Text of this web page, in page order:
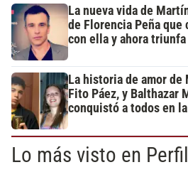
La nueva vida de
de Florencia Peña
con ella y ahora
La historia de amor de
Fito Páez, y Balthazar
conquistó a todos en
Lo más visto en Perfil